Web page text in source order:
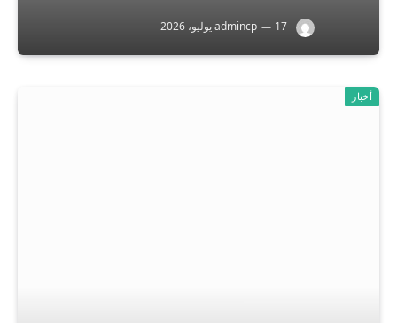
admincp 17 يوليو، 2026
أخبار